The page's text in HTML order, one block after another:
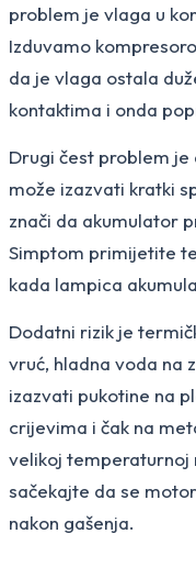
problem je vlaga u
Izduvamo
da je vlaga ostala
kontaktima i onda
Drugi čest problem
može izazvati kratki
znači da akumulator
Simptom primijetite
kada lampica
Dodatni rizik je
vruć, hladna voda na
izazvati pukotine na
crijevima i čak na
velikoj temperaturnoj
sačekajte da se
nakon gašenja.